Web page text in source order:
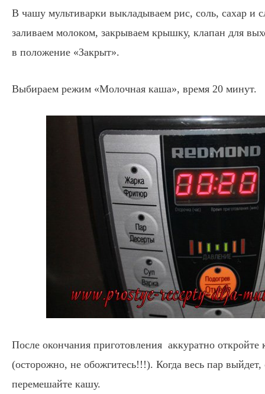
В чашу мультиварки выкладываем рис, соль, сахар и
заливаем молоком, закрываем крышку, клапан для
в положение «Закрыт».
Выбираем режим «Молочная каша», время 20 минут.
После окончания приготовления аккуратно откройте
(осторожно, не обожгитесь!!!). Когда весь пар
перемешайте кашу.